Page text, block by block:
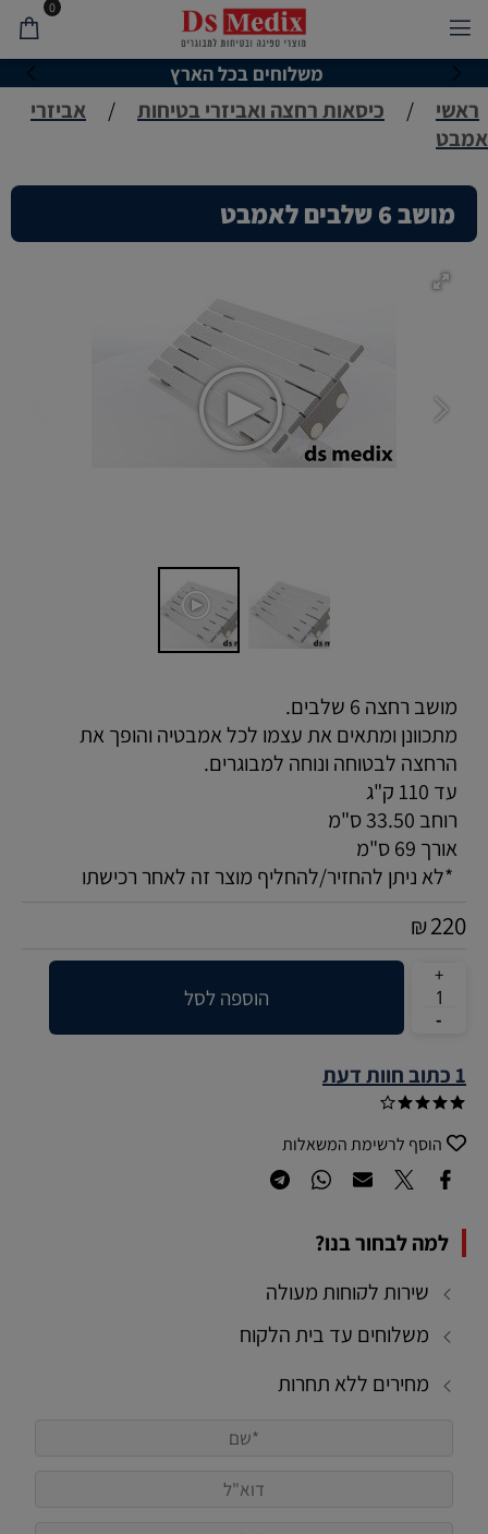
משלוחים בכל הארץ
0
ראשי / כיסאות רחצה ואביזרי בטיחות /
אביזרי
אמבט
מושב 6 שלבים לאמבט
מושב רחצה 6 שלבים.
מתכוונן ומתאים את עצמו לכל אמבטיה והופך את
הרחצה לבטוחה ונוחה למבוגרים.
עד 110 ק"ג
רוחב 33.50 ס"מ
אורך 69 ס"מ
*לא ניתן להחזיר/להחליף מוצר זה לאחר רכישתו
₪220
הוספה לסל
1 כתוב חוות דעת
הוסף לרשימת המשאלות
למה לבחור בנו?
שירות לקוחות מעולה
משלוחים עד בית הלקוח
מחירים ללא תחרות